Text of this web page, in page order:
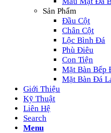
Sản Phẩm
Đầu Cột
Chân Cột
Lộc Bình Đá
Phù Điêu
Con Tiện
Mặt Bàn Bếp
Mặt Bàn Đá
Giới Thiệu
Kỹ Thuật
Liên Hệ
Search
Menu